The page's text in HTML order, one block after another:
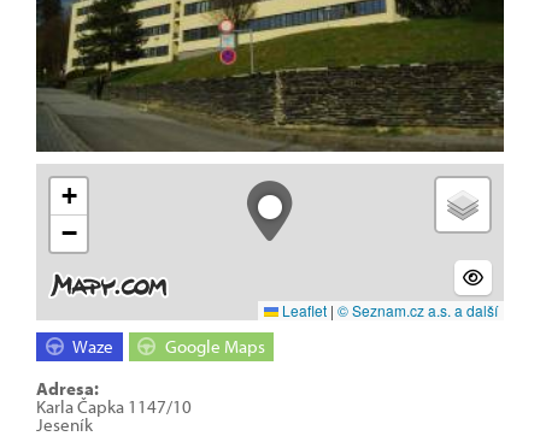
+
−
Leaflet | © Seznam.cz a.s. a další
Waze
Google Maps
Adresa:
Karla Čapka 1147/10
Jeseník